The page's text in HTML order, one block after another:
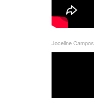
Joceline Campos